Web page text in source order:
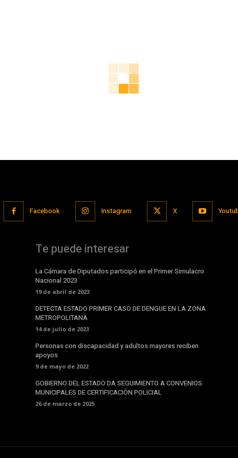
Facebook Instagram X
Te puede interesar
La Cámara de Diputados participó en el Primer Simulacro
Nacional 2023
19 de abril de 2023
DETECTA ESTADO PRIMER CASO DE DENGUE EN LA ZONA
METROPOLITANA
14 de julio de 2023
Personas con discapacidad y adultos mayores reciben
apoyos
9 de mayo de 2022
GOBIERNO DEL ESTADO DA SEGUIMIENTO A CONVENIOS
MUNICIPALES DE CERTIFICACIÓN POLICIAL
26 de marzo de 2025